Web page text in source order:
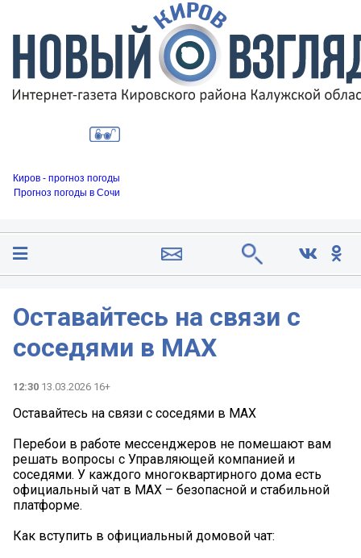
Киров - прогноз погоды
Прогноз погоды в Сочи
Оставайтесь на связи с
соседями в MAX
12:30 13.03.2026 16+
Оставайтесь на связи с соседями в MAX
Перебои в работе мессенджеров не помешают вам
решать вопросы с Управляющей компанией и
соседями. У каждого многоквартирного дома есть
официальный чат в MAX – безопасной и стабильной
платформе.
Как вступить в официальный домовой чат: